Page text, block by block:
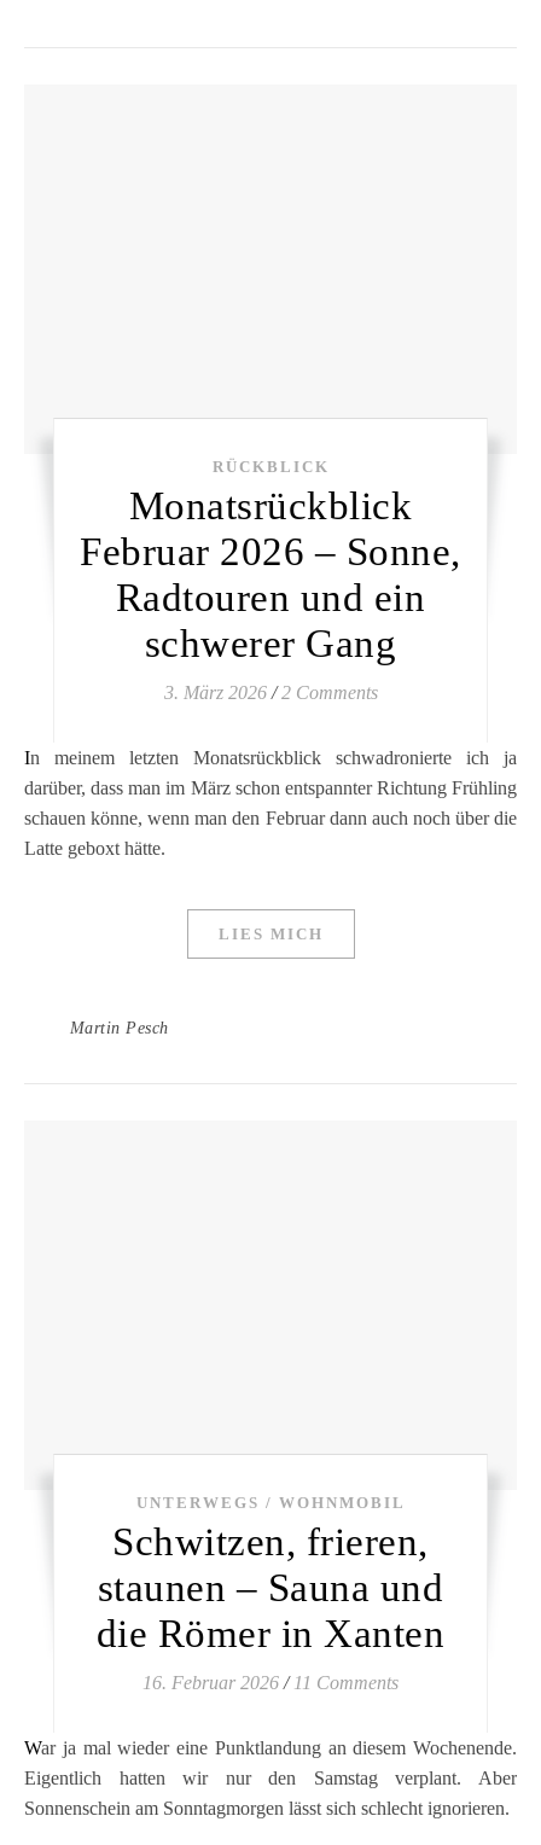
RÜCKBLICK
Monatsrückblick
Februar 2026 – Sonne,
Radtouren und ein
schwerer Gang
3. März 2026 / 2 Comments
In meinem letzten Monatsrückblick schwadronierte ich ja
darüber, dass man im März schon entspannter Richtung Frühling
schauen könne, wenn man den Februar dann auch noch über die
Latte geboxt hätte.
LIES MICH
Martin Pesch
UNTERWEGS / WOHNMOBIL
Schwitzen, frieren,
staunen – Sauna und
die Römer in Xanten
16. Februar 2026 / 11 Comments
War ja mal wieder eine Punktlandung an diesem Wochenende.
Eigentlich hatten wir nur den Samstag verplant. Aber
Sonnenschein am Sonntagmorgen lässt sich schlecht ignorieren.